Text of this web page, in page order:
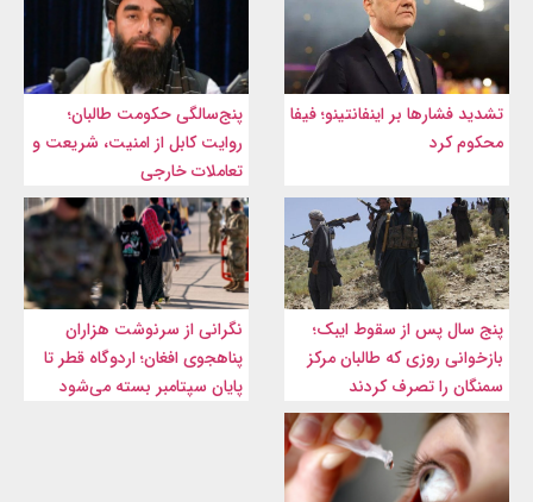
تشدید فشارها بر اینفانتینو؛ فیفا
محکوم کرد
پنج‌سالگی حکومت طالبان؛
روایت کابل از امنیت، شریعت و
تعاملات خارجی
پنج سال پس از سقوط ایبک؛
بازخوانی روزی که طالبان مرکز
سمنگان را تصرف کردند
نگرانی از سرنوشت هزاران
پناهجوی افغان؛ اردوگاه قطر تا
پایان سپتامبر بسته می‌شود